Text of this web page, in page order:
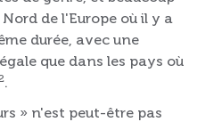
de l'Europe où il y a
durée, avec une
que dans les pays où
.
» n'est peut-être pas